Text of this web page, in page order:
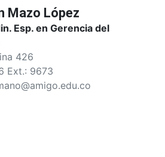
Mazo López
Esp. en Gerencia del
426
Ext.: 9673